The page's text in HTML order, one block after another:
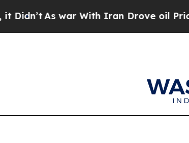
As war With Iran Drove oil Prices